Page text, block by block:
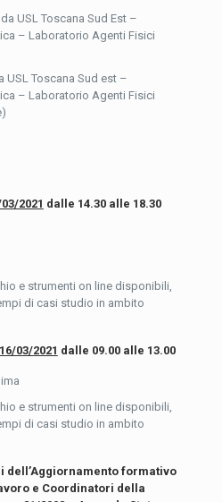
USL Toscana Sud Est –
– Laboratorio Agenti Fisici
USL Toscana Sud est –
– Laboratorio Agenti Fisici
2021 dalle 14.30 alle 18.30
e strumenti on line disponibili,
di casi studio in ambito
03/2021 dalle 09.00 alle 13.00
e strumenti on line disponibili,
di casi studio in ambito
dell’Aggiornamento formativo
e Coordinatori della